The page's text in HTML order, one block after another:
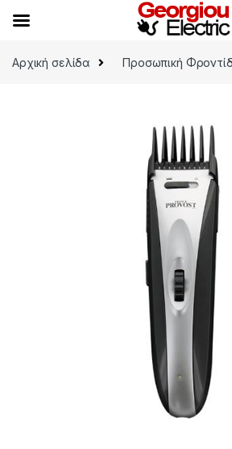
Αρχική σελίδα
Προσωπική